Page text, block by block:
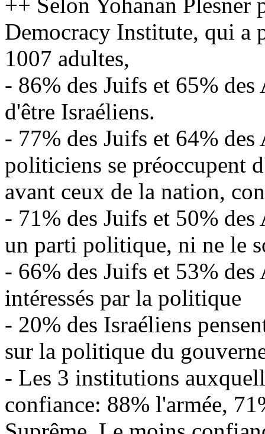
++ Selon Yohanan
Democracy Institute, qui a
1007 adultes,
- 86% des Juifs et 65%
d'être Israéliens.
- 77% des Juifs et 64% des
politiciens se préoccupent
avant ceux de la nation,
- 71% des Juifs et 50% des
un parti politique, ni ne le
- 66% des Juifs et 53% des
intéressés par la politique
- 20% des Israéliens
sur la politique du
- Les 3 institutions
confiance: 88% l'armée,